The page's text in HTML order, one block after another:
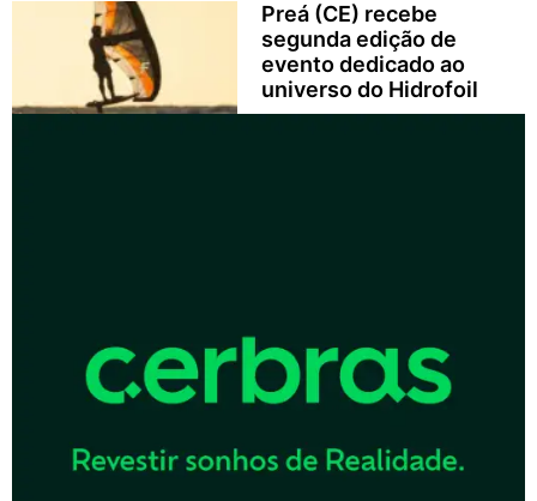
Preá (CE) recebe
segunda edição de
evento dedicado ao
universo do Hidrofoil